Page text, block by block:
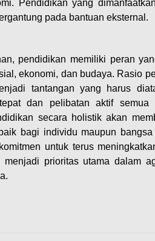
Pendidikan yang
pada bantuan eksternal.
pendidikan memiliki peran
ekonomi, dan budaya. Rasio
tantangan yang harus
dan pelibatan aktif semua
secara holistik akan
bagi individu maupun bangsa
untuk terus
menjadi prioritas utama dalam